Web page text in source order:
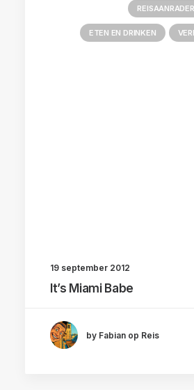
ETEN EN DRINKEN
19 september 2012
It’s Miami Babe
by Fabian op Reis